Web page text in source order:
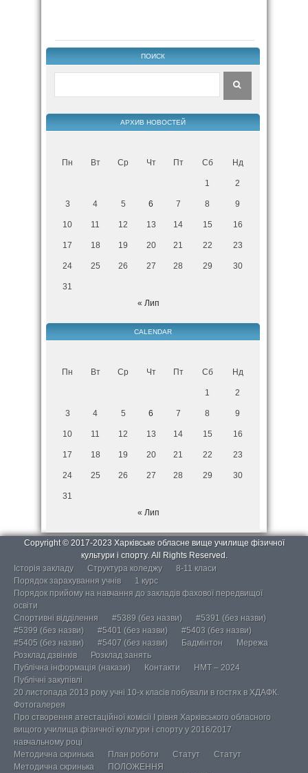
ПОИСК
АРХИВ НОВОСТЕЙ
Пн Вт Ср Чт Пт Сб Нд
1 2
3 4 5 6 7 8 9
10 11 12 13 14 15 16
17 18 19 20 21 22 23
24 25 26 27 28 29 30
31
« Лип
CALENDAR
Пн Вт Ср Чт Пт Сб Нд
1 2
3 4 5 6 7 8 9
10 11 12 13 14 15 16
17 18 19 20 21 22 23
24 25 26 27 28 29 30
31
« Лип
Copyright © 2017-2023 Харківське обласне вище училище фізичної
культури і спорту. All Rights Reserved.
Історія закладу
Структура коледжу
8-11 класи
Порядок зарахування учнів
1 курс
Порядок прийому на навчання до закладів фахової передвищої
освіти
Спортивні відділення
#5389 (без назви)
#5391 (без назви)
#5399 (без назви)
#5401 (без назви)
#5403 (без назви)
#5405 (без назви)
#5407 (без назви) Бадмінтон
Мережа
Розклад дзвінків
Розклад занять
Публічна інформація (накази)
Контакти
НМТ – 2024
Публічні закупівлі
20 листопада 2013 року учні 10-х класів побували в гостях в ХДАФК.
Фотогалерея
Про створення атестаційної комісії І рівня Харківського обласного
вищого училища фізичної культури і спорту у 2016/2017
навчальному році
Методична скринька
План роботи Статут
Статут
Методична скринька
ПОЛОЖЕННЯ